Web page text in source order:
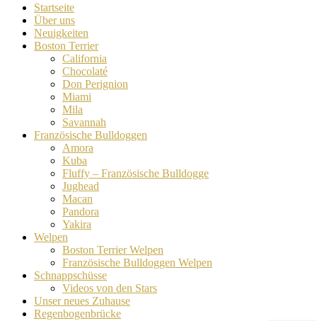
Startseite
Über uns
Neuigkeiten
Boston Terrier
California
Chocolaté
Don Perignion
Miami
Mila
Savannah
Französische Bulldoggen
Amora
Kuba
Fluffy – Französische Bulldogge
Jughead
Macan
Pandora
Yakira
Welpen
Boston Terrier Welpen
Französische Bulldoggen Welpen
Schnappschüsse
Videos von den Stars
Unser neues Zuhause
Regenbogenbrücke